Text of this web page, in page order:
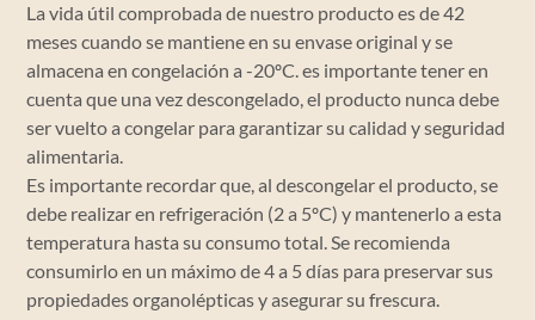
La vida útil comprobada de nuestro producto es de 42
meses cuando se mantiene en su envase original y se
almacena en congelación a -20ºC. es importante tener en
cuenta que una vez descongelado, el producto nunca debe
ser vuelto a congelar para garantizar su calidad y seguridad
alimentaria.
Es importante recordar que, al descongelar el producto, se
debe realizar en refrigeración (2 a 5ºC) y mantenerlo a esta
temperatura hasta su consumo total. Se recomienda
consumirlo en un máximo de 4 a 5 días para preservar sus
propiedades organolépticas y asegurar su frescura.